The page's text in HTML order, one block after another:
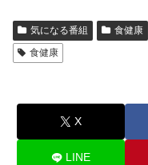
気になる番組 食健康
食健康
X
LINE